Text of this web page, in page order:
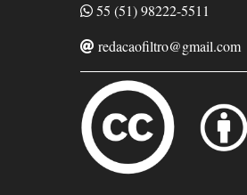
55 (51) 98222-5511
redacaofiltro@gmail.com